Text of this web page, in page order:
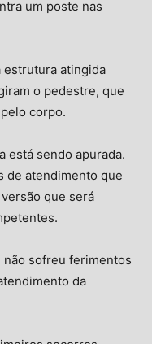
um poste nas
estrutura atingida
o pedestre, que
corpo.
está sendo apurada.
de atendimento que
que será
sofreu ferimentos
da